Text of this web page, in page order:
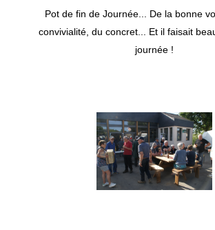
Pot de fin de Journée... De la bonne
convivialité, du concret... Et il faisait
journée !